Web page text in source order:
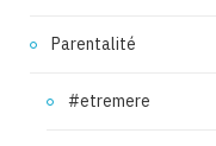
Parentalité
#etremere